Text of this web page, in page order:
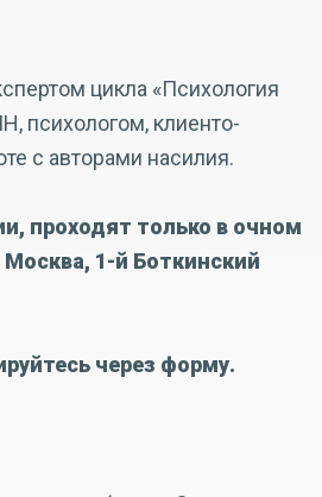
цикла «Психология
психологом, клиенто-
с авторами насилия.
проходят только в очном
1-й Боткинский
через форму.